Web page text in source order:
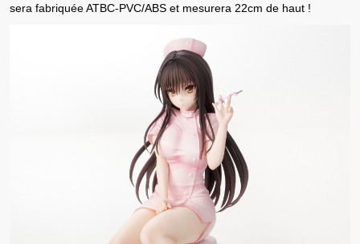
sera fabriquée ATBC-PVC/ABS et mesurera 22cm de haut !